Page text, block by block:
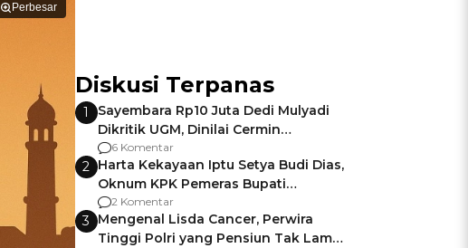
Perbesar
Diskusi Terpanas
1
Sayembara Rp10 Juta Dedi Mulyadi
Dikritik UGM, Dinilai Cermin
Gagalnya Negara Jamin Keamanan
6 Komentar
2 Harta Kekayaan Iptu Setya Budi Dias,
Oknum KPK Pemeras Bupati
Pemalang
2 Komentar
3 Mengenal Lisda Cancer, Perwira
Tinggi Polri yang Pensiun Tak Lama